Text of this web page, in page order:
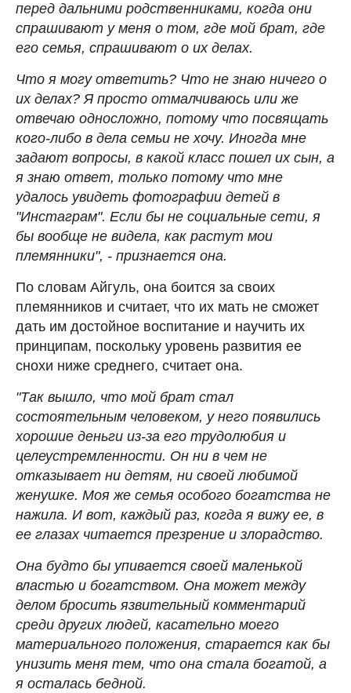
перед дальними родственниками, когда они
спрашивают у меня о том, где мой брат, где
его семья, спрашивают о их делах.
Что я могу ответить? Что не знаю ничего о
их делах? Я просто отмалчиваюсь или же
отвечаю односложно, потому что посвящать
кого-либо в дела семьи не хочу. Иногда мне
задают вопросы, в какой класс пошел их сын, а
я знаю ответ, только потому что мне
удалось увидеть фотографии детей в
"Инстаграм". Если бы не социальные сети, я
бы вообще не видела, как растут мои
племянники", - признается она.
По словам Айгуль, она боится за своих
племянников и считает, что их мать не сможет
дать им достойное воспитание и научить их
принципам, поскольку уровень развития ее
снохи ниже среднего, считает она.
"Так вышло, что мой брат стал
состоятельным человеком, у него появились
хорошие деньги из-за его трудолюбия и
целеустремленности. Он ни в чем не
отказывает ни детям, ни своей любимой
женушке. Моя же семья особого богатства не
нажила. И вот, каждый раз, когда я вижу ее, в
ее глазах читается презрение и злорадство.
Она будто бы упивается своей маленькой
властью и богатством. Она может между
делом бросить язвительный комментарий
среди других людей, касательно моего
материального положения, старается как бы
унизить меня тем, что она стала богатой, а
я осталась бедной.